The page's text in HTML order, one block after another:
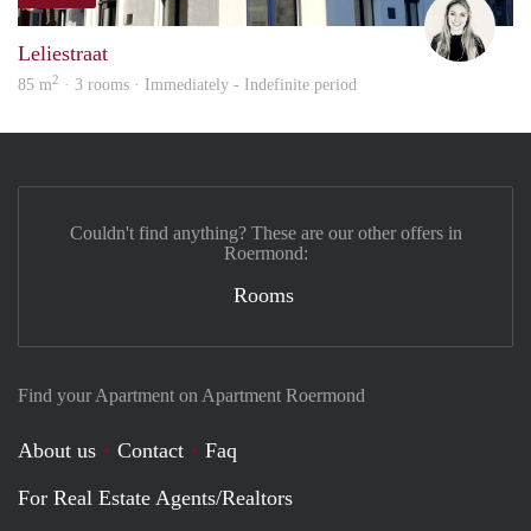
Leliestraat
85 m2 · 3 rooms · Immediately - Indefinite period
Find your Apartment on Apartment Roermond
About us Contact
Faq
For Real Estate Agents/Realtors
Couldn't find anything? These are our other offers in
Roermond:
Rooms